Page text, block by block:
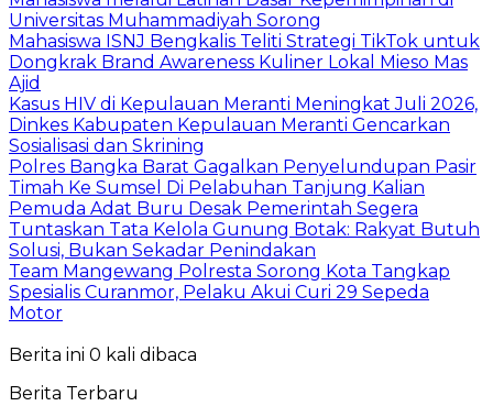
Universitas Muhammadiyah Sorong
Mahasiswa ISNJ Bengkalis Teliti Strategi TikTok untuk
Dongkrak Brand Awareness Kuliner Lokal Mieso Mas
Ajid
Kasus HIV di Kepulauan Meranti Meningkat Juli 2026,
Dinkes Kabupaten Kepulauan Meranti Gencarkan
Sosialisasi dan Skrining
Polres Bangka Barat Gagalkan Penyelundupan Pasir
Timah Ke Sumsel Di Pelabuhan Tanjung Kalian
Pemuda Adat Buru Desak Pemerintah Segera
Tuntaskan Tata Kelola Gunung Botak: Rakyat Butuh
Solusi, Bukan Sekadar Penindakan
Team Mangewang Polresta Sorong Kota Tangkap
Spesialis Curanmor, Pelaku Akui Curi 29 Sepeda
Motor
Berita ini 0 kali dibaca
Berita Terbaru